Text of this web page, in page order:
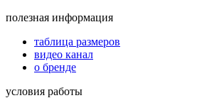
полезная информация
таблица размеров
видео канал
о бренде
условия работы